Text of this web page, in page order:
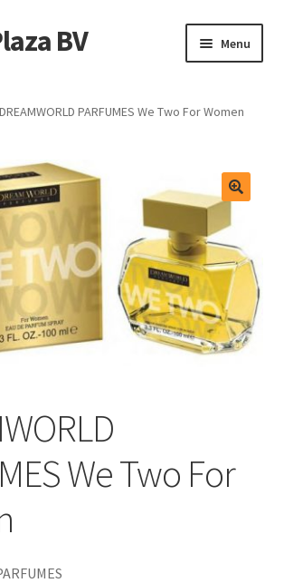
BV Menu
DREAMWORLD PARFUMES We Two For Women
We Two For